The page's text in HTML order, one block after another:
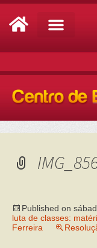
Published on
luta de classes:
Ferreira